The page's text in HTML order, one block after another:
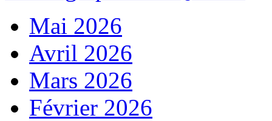
Mai 2026
Avril 2026
Mars 2026
Février 2026